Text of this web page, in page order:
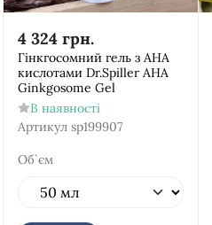
4 324 грн.
Гінкгосомний гель з АНА
кислотами Dr.Spiller AHA
Ginkgosome Gel
В наявності
Артикул sp199907
Об`єм